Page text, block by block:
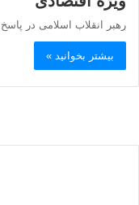
رهبر انقلاب اسلامی در
بیشتر بخوانید »